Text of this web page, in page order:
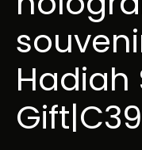
Hadiah
Gift|C39